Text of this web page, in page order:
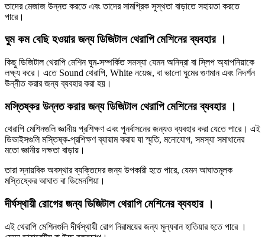
তাদের মেজাজ উন্নত করতে এবং তাদের সামগ্রিক সুস্থতা বাড়াতে সহায়তা করতে
পারে।
ঘুম কম বেছি হওয়ার জন্য ডিজিটাল থেরাপি মেশিনের ব্যবহার ।
কিছু ডিজিটাল থেরাপি মেশিন ঘুম-সম্পর্কিত সমস্যা যেমন অনিদ্রা বা স্লিপ অ্যাপনিয়াকে
লক্ষ্য করে। এতে Sound থেরাপি, White নয়েজ, বা ভালো ঘুমের গুণমান এবং নিদর্শন
উন্নীত করার জন্য ব্যবহার করা হয়।
মস্তিষ্কর উন্নত করার জন্য ডিজিটাল থেরাপি মেশিনের ব্যবহার ।
থেরাপি মেশিনগুলি জ্ঞানীয় প্রশিক্ষণ এবং পুনর্বাসনের জন্যও ব্যবহার করা যেতে পারে। এই
ডিভাইসগুলি মস্তিষ্ক-প্রশিক্ষণ ব্যায়াম করায় যা স্মৃতি, মনোযোগ, সমস্যা সমাধানের
মতো জ্ঞানীয় দক্ষতা বাড়ায়।
তারা স্নায়বিক অবস্থার ব্যক্তিদের জন্য উপকারী হতে পারে, যেমন আঘাতমূলক
মস্তিষ্কের আঘাত বা ডিমেনশিয়া।
দীর্ঘস্থায়ী রোগের জন্য ডিজিটাল থেরাপি মেশিনের ব্যবহার ।
এই থেরাপি মেশিনগুলি দীর্ঘস্থায়ী রোগ নিরাময়ের জন্য মূল্যবান হাতিয়ার হতে পারে ।